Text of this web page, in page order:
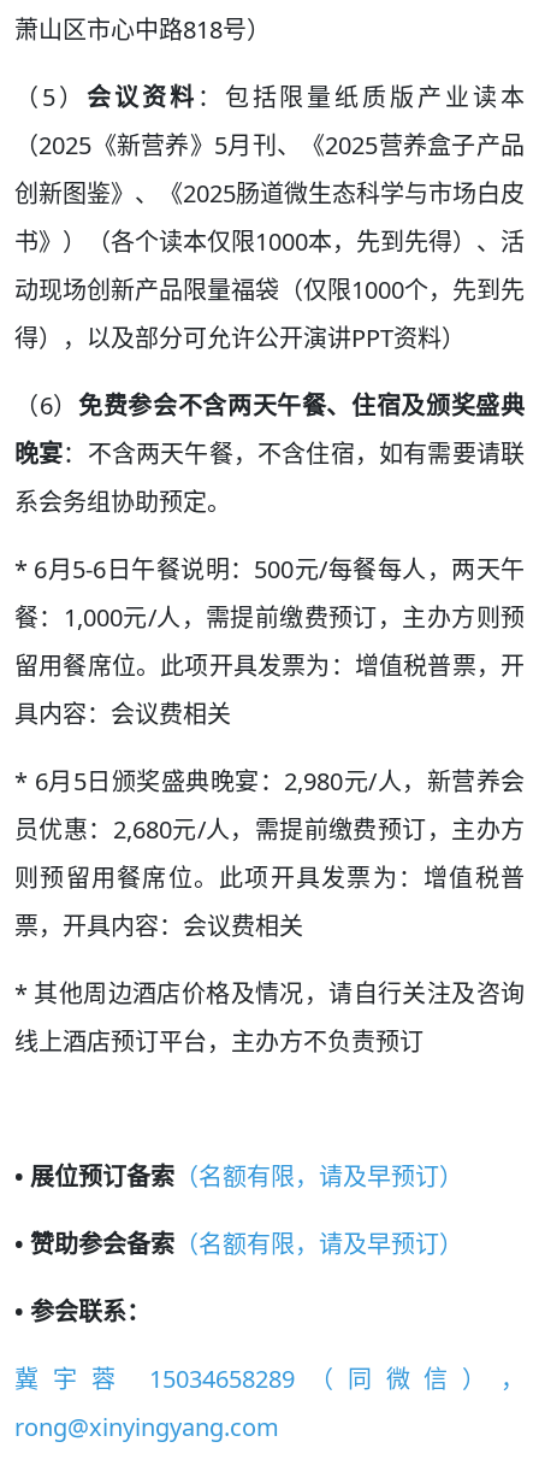
萧山区市心中路818号）
（5） 会议资料 ：包括限量纸质版产业读本
（2025《新营养》5月刊、《2025营养盒子产品
创新图鉴》、《2025肠道微生态科学与市场白皮
书》）（各个读本仅限1000本，先到先得）、活
动现场创新产品限量福袋（仅限1000个，先到先
得），以及部分可允许公开演讲PPT资料）
（6） 免费参会不含两天午餐、住宿及颁奖盛典
晚宴：不含两天午餐，不含住宿，如有需要请联
系会务组协助预定。
* 6月5-6日午餐说明：500元/每餐每人，两天午
餐：1,000元/人，需提前缴费预订，主办方则预
留用餐席位。此项开具发票为：增值税普票，开
具内容：会议费相关
* 6月5日颁奖盛典晚宴：2,980元/人，新营养会
员优惠：2,680元/人，需提前缴费预订，主办方
则预留用餐席位。此项开具发票为：增值税普
票，开具内容：会议费相关
* 其他周边酒店价格及情况，请自行关注及咨询
线上酒店预订平台，主办方不负责预订
• 展位预订备索 （名额有限，请及早预订）
• 赞助参会备索 （名额有限，请及早预订）
• 参会联系：
冀宇蓉 15034658289（同微信），
rong@xinyingyang.com